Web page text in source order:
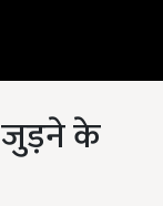
के